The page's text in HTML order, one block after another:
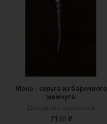
Моно - серьга из барочного
жемчуга
Девушка с сережкой
7100 ₽